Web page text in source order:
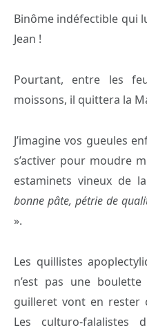
Binôme indéfectible qui
Jean !
Pourtant, entre les
moissons, il quittera la
J’imagine vos gueules
s’activer pour moudre
estaminets vineux de
bonne pâte, pétrie de
».
Les quillistes
n’est pas une
guilleret vont en rester
Les culturo-falalistes